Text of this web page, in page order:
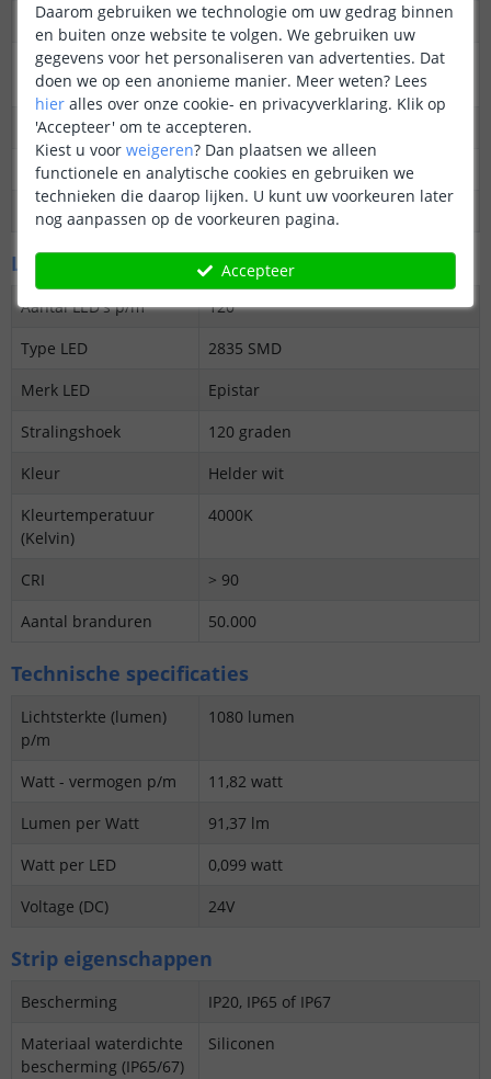
Dimbaar
Ja
3M plakstrip over de
gehele lengte
Ja
Garantie
5 jaar
Op maat te knippen
elke 5 cm
Datasheet
Download
LED's en licht
Aantal LED's p/m
120
Type LED
2835 SMD
Merk LED
Epistar
Stralingshoek
120 graden
Kleur
Helder wit
Kleurtemperatuur
(Kelvin)
4000K
CRI
> 90
Aantal branduren
50.000
Technische specificaties
Lichtsterkte (lumen)
p/m
1080 lumen
Watt - vermogen p/m
11,82 watt
Lumen per Watt
91,37 lm
Watt per LED
0,099 watt
Voltage (DC)
24V
Strip eigenschappen
Bescherming
IP20, IP65 of IP67
Materiaal waterdichte
bescherming (IP65/67)
Siliconen
Daarom gebruiken we technologie om uw gedrag binnen
en buiten onze website te volgen. We gebruiken uw
gegevens voor het personaliseren van advertenties. Dat
doen we op een anonieme manier. Meer weten? Lees
hier alles over onze cookie- en privacyverklaring. Klik op
'Accepteer' om te accepteren.
Kiest u voor weigeren? Dan plaatsen we alleen
functionele en analytische cookies en gebruiken we
technieken die daarop lijken. U kunt uw voorkeuren later
nog aanpassen op de voorkeuren pagina.
Accepteer